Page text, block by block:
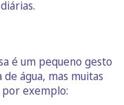
é um pequeno gesto
água, mas muitas
por exemplo: